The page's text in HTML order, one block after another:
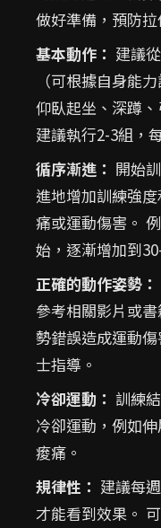
做好準備，預防拉
基本動作： 建議
（可根據自身能
仰臥起坐、深蹲
建議執行2-3組，
循序漸進： 開始
進地增加訓練強
痛或運動傷害。
始，逐漸增加到
正確的動作姿勢：
參考相關影片或
勢錯誤造成運動
士指導。
冷卻運動： 訓練
冷卻運動，例如
痠痛。
規律性： 建議每
才能看到效果。